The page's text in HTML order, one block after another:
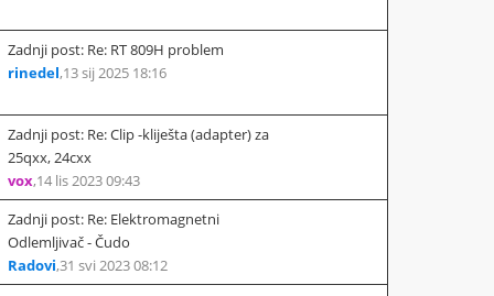
Zadnji post: Re: RT 809H problem
rinedel,13 sij 2025 18:16
Zadnji post: Re: Clip -kliješta (adapter) za
25qxx, 24cxx
vox,14 lis 2023 09:43
Zadnji post: Re: Elektromagnetni
Odlemljivač - Čudo
Radovi,31 svi 2023 08:12